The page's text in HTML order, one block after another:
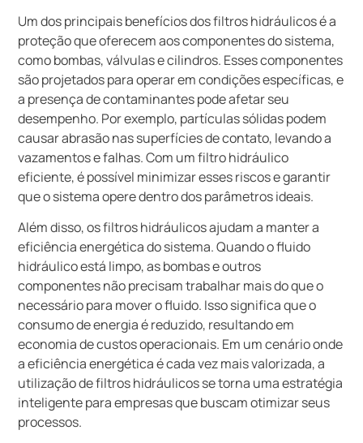
Um dos principais benefícios dos filtros hidráulicos é a
proteção que oferecem aos componentes do sistema,
como bombas, válvulas e cilindros. Esses componentes
são projetados para operar em condições específicas, e
a presença de contaminantes pode afetar seu
desempenho. Por exemplo, partículas sólidas podem
causar abrasão nas superfícies de contato, levando a
vazamentos e falhas. Com um filtro hidráulico
eficiente, é possível minimizar esses riscos e garantir
que o sistema opere dentro dos parâmetros ideais.
Além disso, os filtros hidráulicos ajudam a manter a
eficiência energética do sistema. Quando o fluido
hidráulico está limpo, as bombas e outros
componentes não precisam trabalhar mais do que o
necessário para mover o fluido. Isso significa que o
consumo de energia é reduzido, resultando em
economia de custos operacionais. Em um cenário onde
a eficiência energética é cada vez mais valorizada, a
utilização de filtros hidráulicos se torna uma estratégia
inteligente para empresas que buscam otimizar seus
processos.